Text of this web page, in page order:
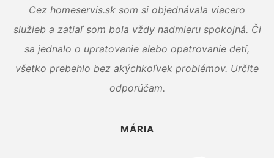
Cez homeservis.sk som si objednávala viacero
služieb a zatiaľ som bola vždy nadmieru spokojná. Či
sa jednalo o upratovanie alebo opatrovanie detí,
všetko prebehlo bez akýchkoľvek problémov. Určite
odporúčam.
MÁRIA